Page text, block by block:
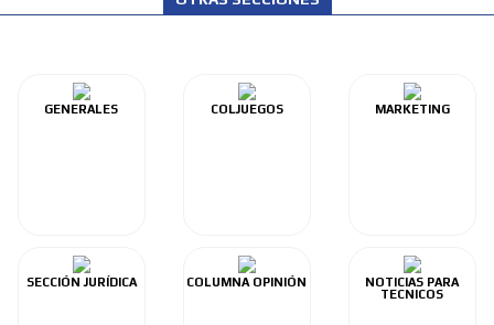
GENERALES COLJUEGOS MARKETING
SECCIÓN JURÍDICA COLUMNA OPINIÓN
NOTICIAS PARA
TECNICOS